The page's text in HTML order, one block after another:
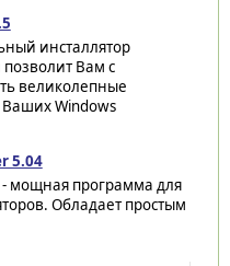
инсталлятор
Вам с
великолепные
Windows
5.04
мощная программа для
Обладает простым